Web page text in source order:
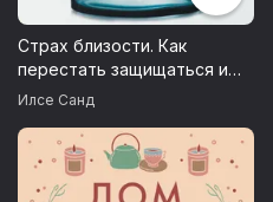
Страх близости. Как
перестать защищаться и
начать любить
Илсе Санд